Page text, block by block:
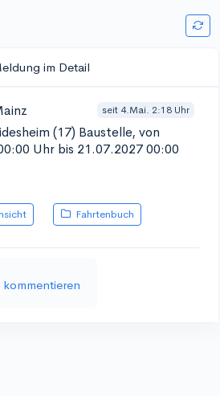
im Detail
seit 4.Mai. 2:18 Uhr
(17) Baustelle, von
Uhr bis 21.07.2027 00:00
Fahrtenbuch